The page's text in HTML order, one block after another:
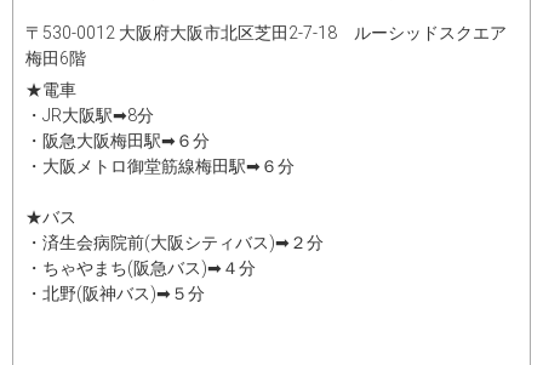
〒530-0012 大阪府大阪市北区芝田2-7-18 ルーシッドスクエア
梅田6階
★電車
・JR大阪駅➡8分
・阪急大阪梅田駅➡６分
・大阪メトロ御堂筋線梅田駅➡６分
★バス
・済生会病院前(大阪シティバス)➡２分
・ちゃやまち(阪急バス)➡４分
・北野(阪神バス)➡５分